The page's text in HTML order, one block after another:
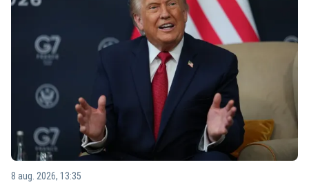
8 aug. 2026, 13:35